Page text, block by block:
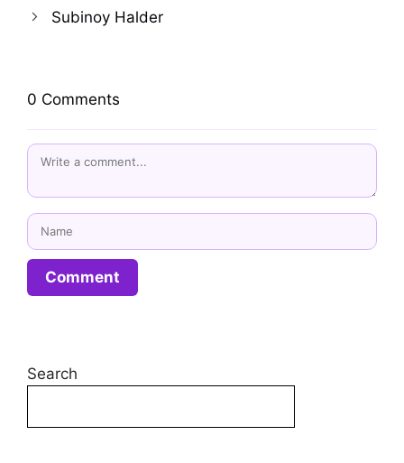
Subinoy Halder
0 Comments
Name
Email
Website
Search